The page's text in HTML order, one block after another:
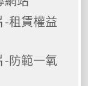
-租賃權益
-防範一氧